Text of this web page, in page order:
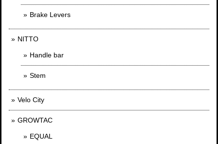
Brake Levers
NITTO
Handle bar
Stem
Velo City
GROWTAC
EQUAL